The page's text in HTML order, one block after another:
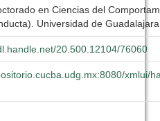
en Ciencias del
Universidad de
20.500.12104/76060
xmlui/